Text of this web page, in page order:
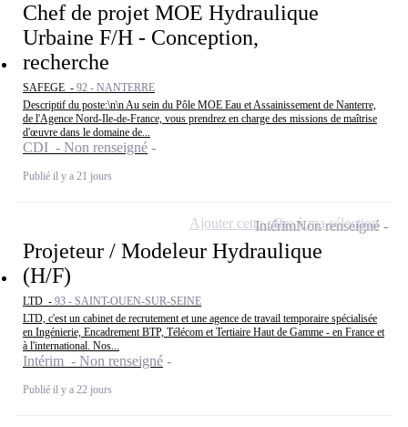
Chef de projet MOE Hydraulique
Urbaine F/H - Conception,
recherche
SAFEGE - 92 - NANTERRE
Descriptif du poste:\n\n Au sein du Pôle MOE Eau et Assainissement de Nanterre,
de l'Agence Nord-Ile-de-France, vous prendrez en charge des missions de maîtrise
d'œuvre dans le domaine de...
CDI - Non renseigné
Publié il y a 21 jours
Projeteur / Modeleur Hydraulique
(H/F)
LTD - 93 - SAINT-OUEN-SUR-SEINE
LTD, c'est un cabinet de recrutement et une agence de travail temporaire spécialisée
en Ingénierie, Encadrement BTP, Télécom et Tertiaire Haut de Gamme - en France et
à l'international. Nos...
Intérim - Non renseigné
Publié il y a 22 jours
IntérimNon renseigné
Ajouter cette offre à ma sélection